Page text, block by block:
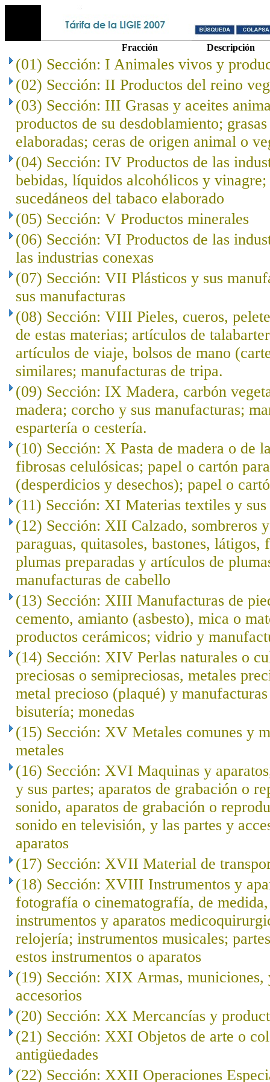
Fracción Descripción
(01) Sección: I Animales vivos y
(02) Sección: II Productos del reino
(03) Sección: III Grasas y aceites
productos de su desdoblamiento;
elaboradas; ceras de origen animal o
(04) Sección: IV Productos de las
bebidas, líquidos alcohólicos y vinagre;
sucedáneos del tabaco elaborado
(05) Sección: V Productos minerales
(06) Sección: VI Productos de las
las industrias conexas
(07) Sección: VII Plásticos y sus
sus manufacturas
(08) Sección: VIII Pieles, cueros,
de estas materias; artículos de
artículos de viaje, bolsos de mano
similares; manufacturas de tripa.
(09) Sección: IX Madera, carbón
madera; corcho y sus manufacturas;
espartería o cestería.
(10) Sección: X Pasta de madera o de
fibrosas celulósicas; papel o cartón
(desperdicios y desechos); papel o
(11) Sección: XI Materias textiles y sus
(12) Sección: XII Calzado, sombreros
paraguas, quitasoles, bastones, látigos,
plumas preparadas y artículos de
manufacturas de cabello
(13) Sección: XIII Manufacturas de
cemento, amianto (asbesto), mica o
productos cerámicos; vidrio y
(14) Sección: XIV Perlas naturales o
preciosas o semipreciosas, metales
metal precioso (plaqué) y
bisutería; monedas
(15) Sección: XV Metales comunes y
metales
(16) Sección: XVI Maquinas y
y sus partes; aparatos de grabación o
sonido, aparatos de grabación o
sonido en televisión, y las partes y
aparatos
(17) Sección: XVII Material de
(18) Sección: XVIII Instrumentos y
fotografía o cinematografía, de
instrumentos y aparatos
relojería; instrumentos musicales;
estos instrumentos o aparatos
(19) Sección: XIX Armas, municiones,
accesorios
(20) Sección: XX Mercancías y
(21) Sección: XXI Objetos de arte o
antigüedades
(22) Sección: XXII Operaciones